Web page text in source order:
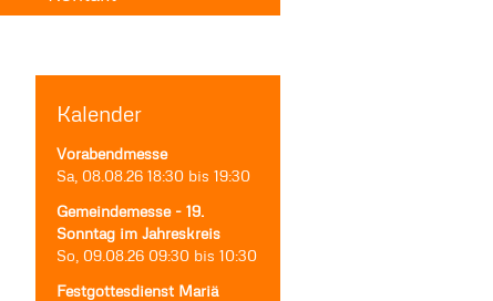
Kalender
Vorabendmesse
Sa, 08.08.26 18:30 bis 19:30
Gemeindemesse - 19.
Sonntag im Jahreskreis
So, 09.08.26 09:30 bis 10:30
Festgottesdienst Mariä